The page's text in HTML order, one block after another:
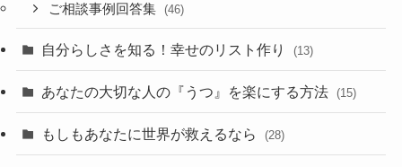
ご相談事例回答集 (46)
自分らしさを知る！幸せのリスト作り (13)
あなたの大切な人の『うつ』を楽にする方法 (15)
もしもあなたに世界が救えるなら (28)